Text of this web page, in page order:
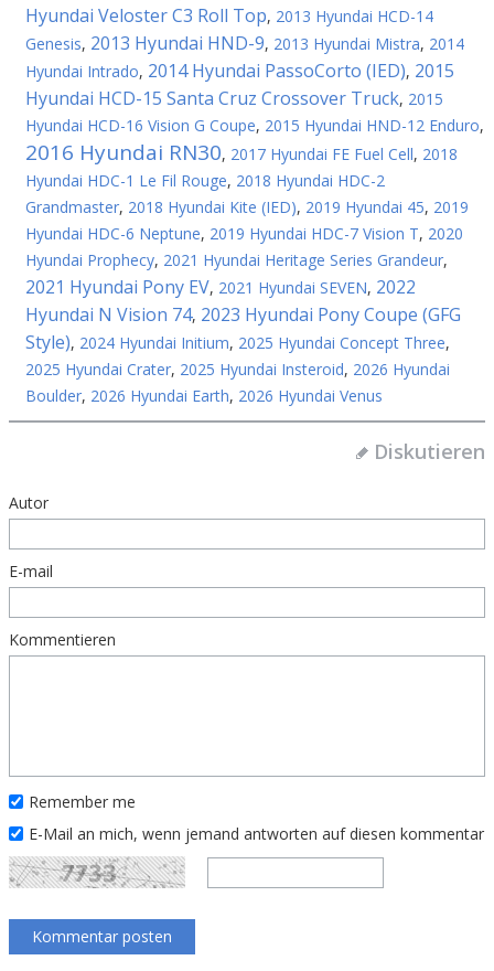
Hyundai Veloster C3 Roll Top, 2013 Hyundai HCD-14
Genesis, 2013 Hyundai HND-9, 2013 Hyundai Mistra, 2014
Hyundai Intrado, 2014 Hyundai PassoCorto (IED), 2015
Hyundai HCD-15 Santa Cruz Crossover Truck, 2015
Hyundai HCD-16 Vision G Coupe, 2015 Hyundai HND-12 Enduro,
2016 Hyundai RN30, 2017 Hyundai FE Fuel Cell, 2018
Hyundai HDC-1 Le Fil Rouge, 2018 Hyundai HDC-2
Grandmaster, 2018 Hyundai Kite (IED), 2019 Hyundai 45, 2019
Hyundai HDC-6 Neptune, 2019 Hyundai HDC-7 Vision T, 2020
Hyundai Prophecy, 2021 Hyundai Heritage Series Grandeur,
2021 Hyundai Pony EV, 2021 Hyundai SEVEN, 2022
Hyundai N Vision 74, 2023 Hyundai Pony Coupe (GFG
Style), 2024 Hyundai Initium, 2025 Hyundai Concept Three,
2025 Hyundai Crater, 2025 Hyundai Insteroid, 2026 Hyundai
Boulder, 2026 Hyundai Earth, 2026 Hyundai Venus
Diskutieren
Autor
E-mail
Kommentieren
Remember me
E-Mail an mich, wenn jemand antworten auf diesen kommentar